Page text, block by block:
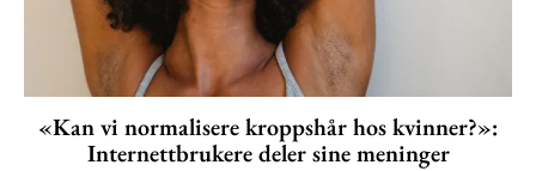
«Kan vi normalisere kroppshår hos kvinner?»:
Internettbrukere deler sine meninger